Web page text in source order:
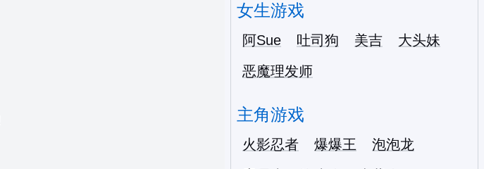
女生游戏
阿Sue 吐司狗 美吉
大头妹
恶魔理发师
主角游戏
火影忍者 爆爆王
泡泡龙